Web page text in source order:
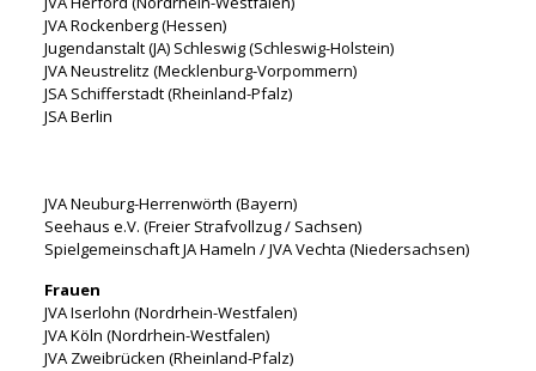
JVA Rockenberg (Hessen)
Jugendanstalt (JA) Schleswig (Schleswig-Holstein)
JVA Neustrelitz (Mecklenburg-Vorpommern)
JSA Schifferstadt (Rheinland-Pfalz)
JSA Berlin
JVA Neuburg-Herrenwörth (Bayern)
Seehaus e.V. (Freier Strafvollzug / Sachsen)
Spielgemeinschaft JA Hameln / JVA Vechta (Niedersachsen)
Frauen
JVA Iserlohn (Nordrhein-Westfalen)
JVA Köln (Nordrhein-Westfalen)
JVA Zweibrücken (Rheinland-Pfalz)